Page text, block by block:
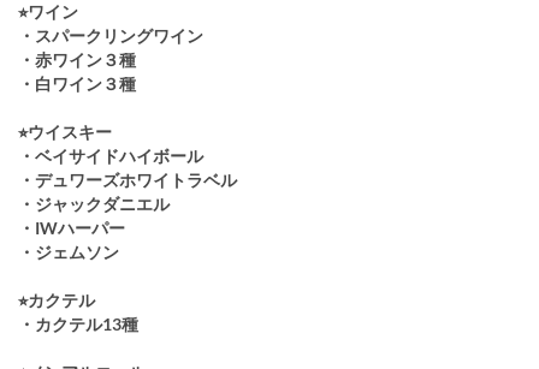
⭐︎ワイン
・スパークリングワイン
・赤ワイン３種
・白ワイン３種
⭐︎ウイスキー
・ベイサイドハイボール
・デュワーズホワイトラベル
・ジャックダニエル
・IWハーパー
・ジェムソン
⭐︎カクテル
・カクテル13種